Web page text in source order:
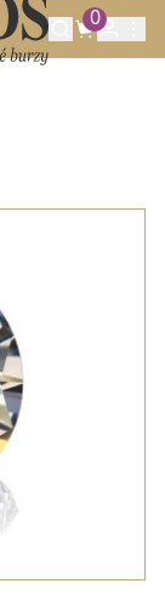
0
J/VVS1 S GIA